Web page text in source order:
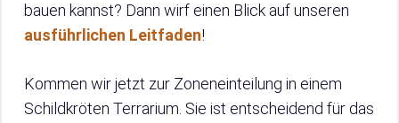
bauen kannst? Dann wirf einen Blick auf unseren
ausführlichen Leitfaden!
Kommen wir jetzt zur Zoneneinteilung in einem
Schildkröten Terrarium. Sie ist entscheidend für das